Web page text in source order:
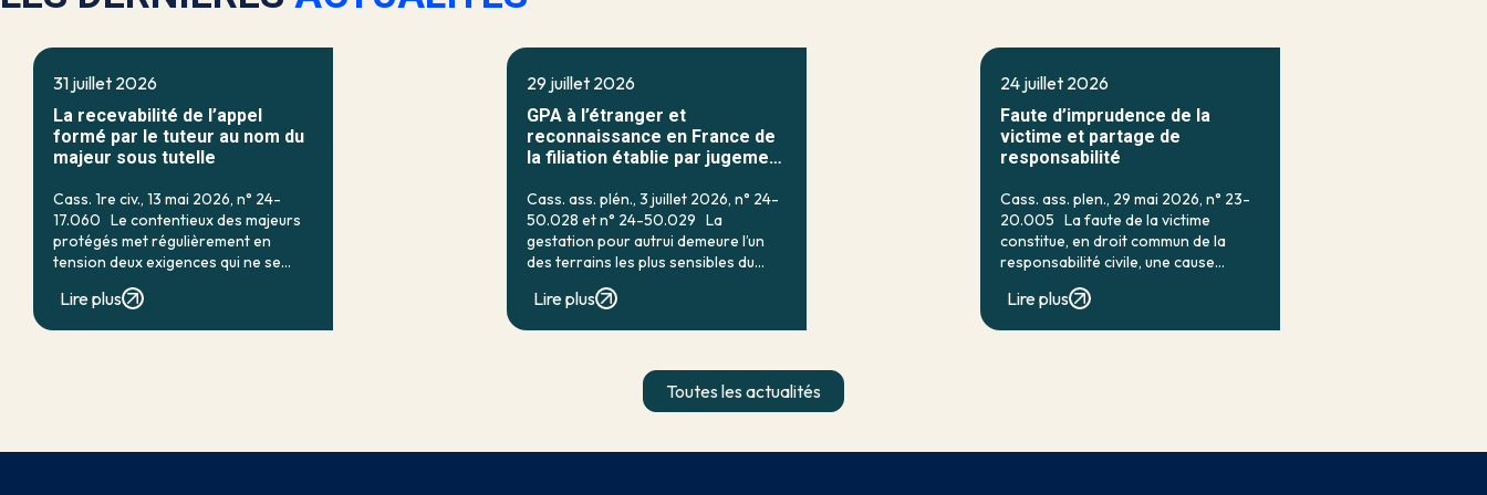
31 juillet 2026
La recevabilité de l’appel
formé par le tuteur au nom du
majeur sous tutelle
Cass. 1re civ., 13 mai 2026, n° 24-
17.060 Le contentieux des majeurs
protégés met régulièrement en
tension deux exigences qui ne se
côté, la nécessité d’assurer une
Lire plus
29 juillet 2026
GPA à l’étranger et
reconnaissance en France de
la filiation établie par jugement
Cass. ass. plén., 3 juillet 2026, n° 24-
50.028 et n° 24-50.029 La
gestation pour autrui demeure l’un
des terrains les plus sensibles du
en droit interne par l’article 16-7 du
Lire plus
24 juillet 2026
Faute d’imprudence de la
victime et partage de
responsabilité
Cass. ass. plen., 29 mai 2026, n° 23-
20.005 La faute de la victime
constitue, en droit commun de la
responsabilité civile, une cause
Lorsqu’elle a contribué à la
Lire plus
Toutes les actualités